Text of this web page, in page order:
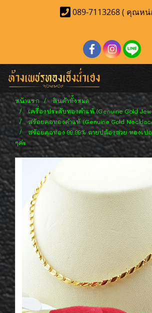
089-7113268 ( คุณหน่
หน้าแรก
สินค้าทั้งหมด
เครื่องประดับทองคำแท้ (Genuine Gold
สร้อยคอทองคำแท้ (Genuine Gold
สร้อยคอทอง 99.99% ลายปล้องสวย ทองเป
ๆค่ะ